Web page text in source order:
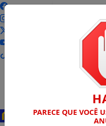
PARECE QUE VOCÊ